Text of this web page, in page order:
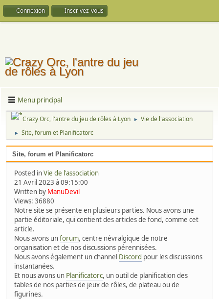
Connexion Inscrivez-vous
Menu principal
Crazy Orc, l'antre du jeu de rôles à Lyon ► Vie de l'association
► Site, forum et Planificatorc
Site, forum et Planificatorc
Posted inVie de l'association
21 Avril 2023 à 09:15:00
Written by ManuDevil
Views: 36880
Notre site se présente en plusieurs parties. Nous avons une
partie éditoriale, qui contient des articles de fond, comme cet
article.
Nous avons unforum, centre névralgique de notre
organisation et de nos discussions pérennisées.
Nous avons également un channel Discord pour les discussions
instantanées.
Et nous avons un Planificatorc, un outil de planification des
tables de nos parties de jeux de rôles, de plateau ou de
figurines.